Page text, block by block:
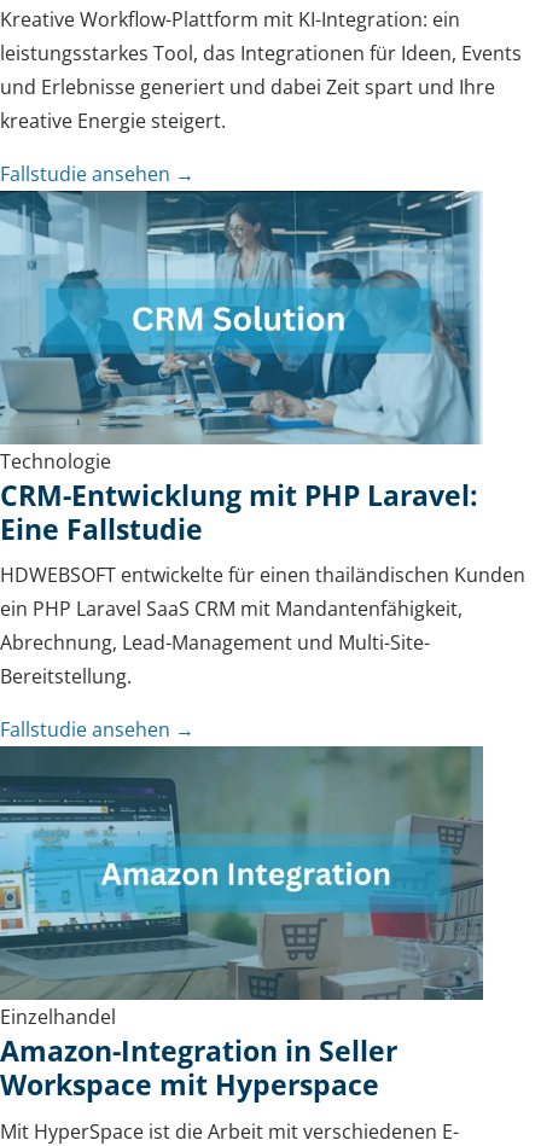
Kreative Workflow-Plattform mit KI-Integration: ein
leistungsstarkes Tool, das Integrationen für Ideen, Events
und Erlebnisse generiert und dabei Zeit spart und Ihre
kreative Energie steigert.
Fallstudie ansehen →
Technologie
CRM-Entwicklung mit PHP Laravel:
Eine Fallstudie
HDWEBSOFT entwickelte für einen thailändischen Kunden
ein PHP Laravel SaaS CRM mit Mandantenfähigkeit,
Abrechnung, Lead-Management und Multi-Site-
Bereitstellung.
Fallstudie ansehen →
Einzelhandel
Amazon-Integration in Seller
Workspace mit Hyperspace
Mit HyperSpace ist die Arbeit mit verschiedenen E-